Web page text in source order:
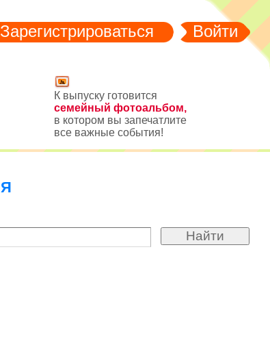
Зарегистрироваться Войти
К выпуску готовится
семейный фотоальбом,
в котором вы запечатлите
все важные события!
Я